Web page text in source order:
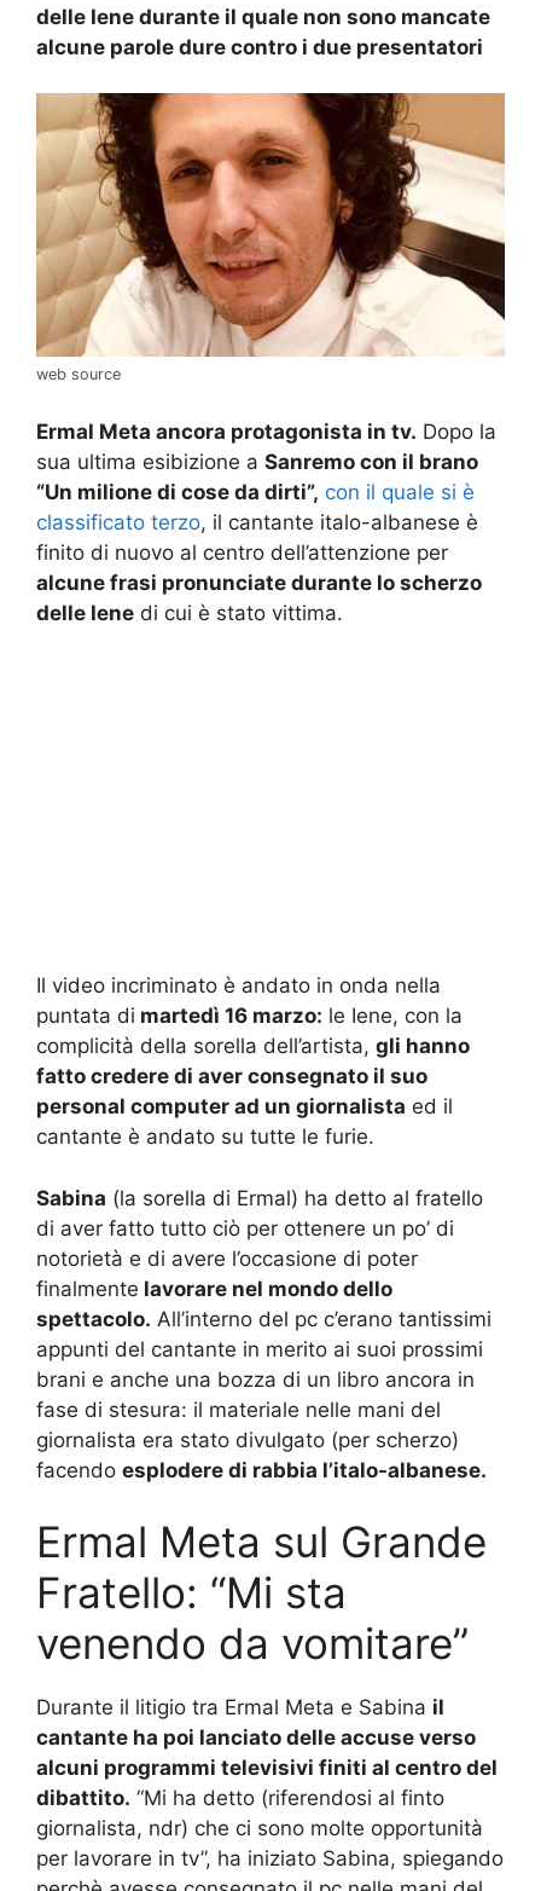
delle Iene durante il quale non sono mancate
alcune parole dure contro i due presentatori
web source
Ermal Meta ancora protagonista in tv. Dopo la
sua ultima esibizione a Sanremo con il brano
“Un milione di cose da dirti”, con il quale si è
classificato terzo, il cantante italo-albanese è
finito di nuovo al centro dell’attenzione per
alcune frasi pronunciate durante lo scherzo
delle Iene di cui è stato vittima.
Il video incriminato è andato in onda nella
puntata di martedì 16 marzo: le Iene, con la
complicità della sorella dell’artista, gli hanno
fatto credere di aver consegnato il suo
personal computer ad un giornalista ed il
cantante è andato su tutte le furie.
Sabina (la sorella di Ermal) ha detto al fratello
di aver fatto tutto ciò per ottenere un po’ di
notorietà e di avere l’occasione di poter
finalmente lavorare nel mondo dello
spettacolo. All’interno del pc c’erano tantissimi
appunti del cantante in merito ai suoi prossimi
brani e anche una bozza di un libro ancora in
fase di stesura: il materiale nelle mani del
giornalista era stato divulgato (per scherzo)
facendo esplodere di rabbia l’italo-albanese.
Ermal Meta sul Grande
Fratello: “Mi sta
venendo da vomitare”
Durante il litigio tra Ermal Meta e Sabina il
cantante ha poi lanciato delle accuse verso
alcuni programmi televisivi finiti al centro del
dibattito. “Mi ha detto (riferendosi al finto
giornalista, ndr) che ci sono molte opportunità
per lavorare in tv”, ha iniziato Sabina, spiegando